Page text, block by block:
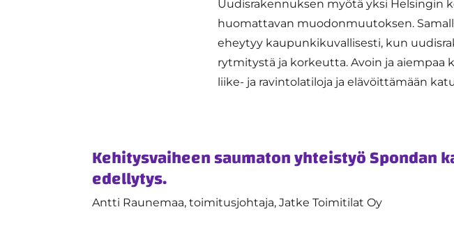
Uudisrakennuksen myötä yksi Helsingin
huomattavan muodonmuutoksen.
eheytyy kaupunkikuvallisesti, kun
rytmitystä ja korkeutta. Avoin ja aiempaa
liike- ja ravintolatiloja ja elävöittämään
Kehitysvaiheen saumaton yhteistyö Spondan
edellytys.
Antti Raunemaa, toimitusjohtaja, Jatke Toimitilat Oy